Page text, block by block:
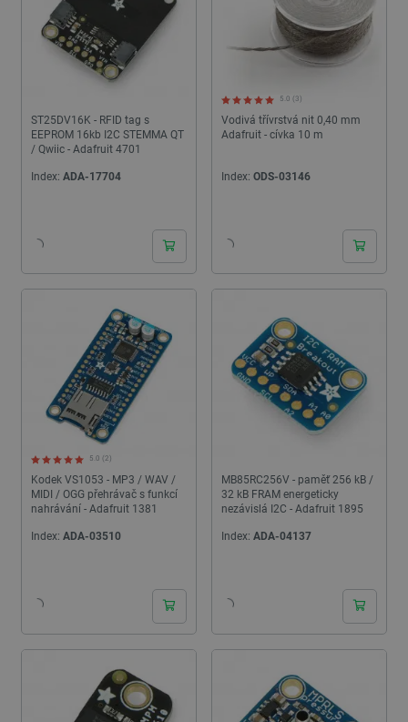
ST25DV16K - RFID tag s
EEPROM 16kb I2C STEMMA QT
/ Qwiic - Adafruit 4701
Index: ADA-17704
Vodivá třívrstvá nit 0,40 mm
Adafruit - cívka 10 m
5.0 (3)
Index: ODS-03146
Kodek VS1053 - MP3 / WAV /
MIDI / OGG přehrávač s funkcí
nahrávání - Adafruit 1381
5.0 (2)
Index: ADA-03510
MB85RC256V - paměť 256 kB /
32 kB FRAM energeticky
nezávislá I2C - Adafruit 1895
Index: ADA-04137